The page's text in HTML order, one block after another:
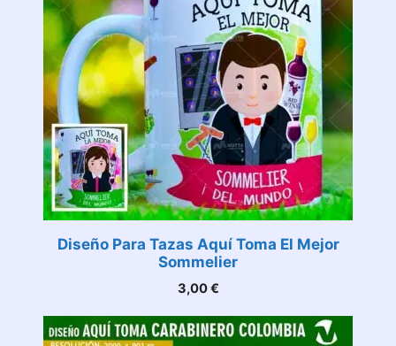
Diseño Para Tazas Aquí Toma El Mejor
Sommelier
3,00€